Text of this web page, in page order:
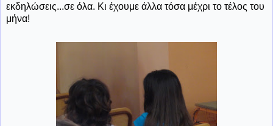
εκδηλώσεις...σε όλα. Κι έχουμε άλλα τόσα μέχρι το τέλος του
μήνα!